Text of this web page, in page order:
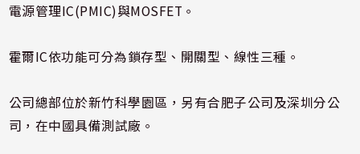
電源管理IC(PMIC)與MOSFET。
霍爾IC依功能可分為鎖存型、開關型、線性三種。
公司總部位於新竹科學園區，另有合肥子公司及深圳分公
司，在中國具備測試廠。